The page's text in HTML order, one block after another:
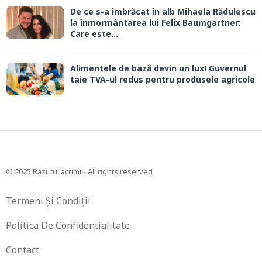
De ce s-a îmbrăcat în alb Mihaela Rădulescu
la înmormântarea lui Felix Baumgartner:
Care este...
Alimentele de bază devin un lux! Guvernul
taie TVA-ul redus pentru produsele agricole
© 2025 Razi cu lacrimi - All rights reserved
Termeni Și Condiții
Politica De Confidentialitate
Contact